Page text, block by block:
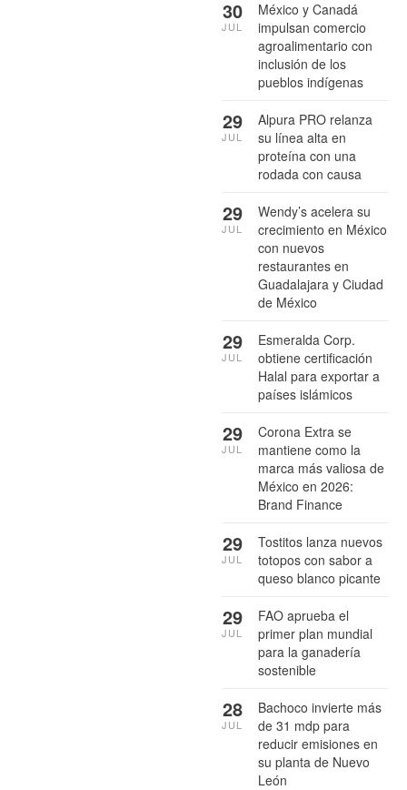
México y Canadá
impulsan comercio
agroalimentario con
inclusión de los
pueblos indígenas
30
JUL
Alpura PRO relanza
su línea alta en
proteína con una
rodada con causa
29
JUL
Wendy’s acelera su
crecimiento en México
con nuevos
restaurantes en
Guadalajara y Ciudad
de México
29
JUL
Esmeralda Corp.
obtiene certificación
Halal para exportar a
países islámicos
29
JUL
Corona Extra se
mantiene como la
marca más valiosa de
México en 2026:
Brand Finance
29
JUL
Tostitos lanza nuevos
totopos con sabor a
queso blanco picante
29
JUL
FAO aprueba el
primer plan mundial
para la ganadería
sostenible
29
JUL
Bachoco invierte más
de 31 mdp para
reducir emisiones en
su planta de Nuevo
León
28
JUL